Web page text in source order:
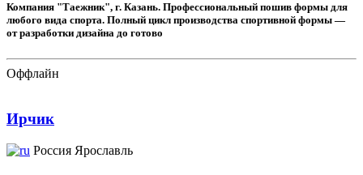
Компания "Таежник", г. Казань. Профессиональный пошив формы для
любого вида спорта. Полный цикл производства спортивной формы —
от разработки дизайна до готово
Оффлайн
Ирчик
Россия Ярославль